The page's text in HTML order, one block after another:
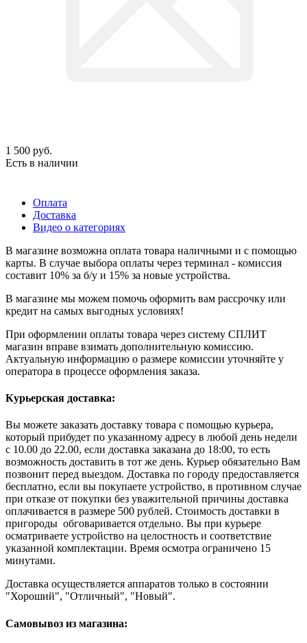
1 500 руб.
Есть в наличии
Оплата
Доставка
Видео о категориях
В магазине возможна оплата товара наличными и с помощью
карты. В случае выбора оплаты через терминал - комиссия
составит 10% за б/у и 15% за новые устройства.
В магазине мы можем помочь оформить вам рассрочку или
кредит на самых выгодных условиях!
При оформлении оплаты товара через систему СПЛИТ
магазин вправе взимать дополнительную комиссию.
Актуальную информацию о размере комиссии уточняйте у
оператора в процессе оформления заказа.
Курьерская доставка:
Вы можете заказать доставку товара с помощью курьера,
который прибудет по указанному адресу в любой день недели
с 10.00 до 22.00, если доставка заказана до 18:00, то есть
возможность доставить в тот же день. Курьер обязательно Вам
позвонит перед выездом. Доставка по городу предоставляется
бесплатно, если вы покупаете устройство, в противном случае
при отказе от покупки без уважительной причины доставка
оплачивается в размере 500 рублей. Стоимость доставки в
пригороды обговаривается отдельно. Вы при курьере
осматриваете устройство на целостность и соответствие
указанной комплектации. Время осмотра ограничено 15
минутами.
Доставка осуществляется аппаратов только в состоянии
"Хороший", "Отличный", "Новый".
Самовывоз из магазина: